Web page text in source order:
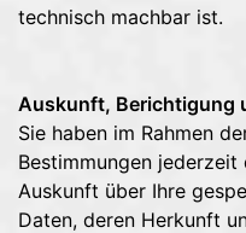
technisch machbar ist.
Auskunft, Berichtigung
Sie haben im Rahmen
Bestimmungen
Auskunft über Ihre
Daten, deren Herkunft